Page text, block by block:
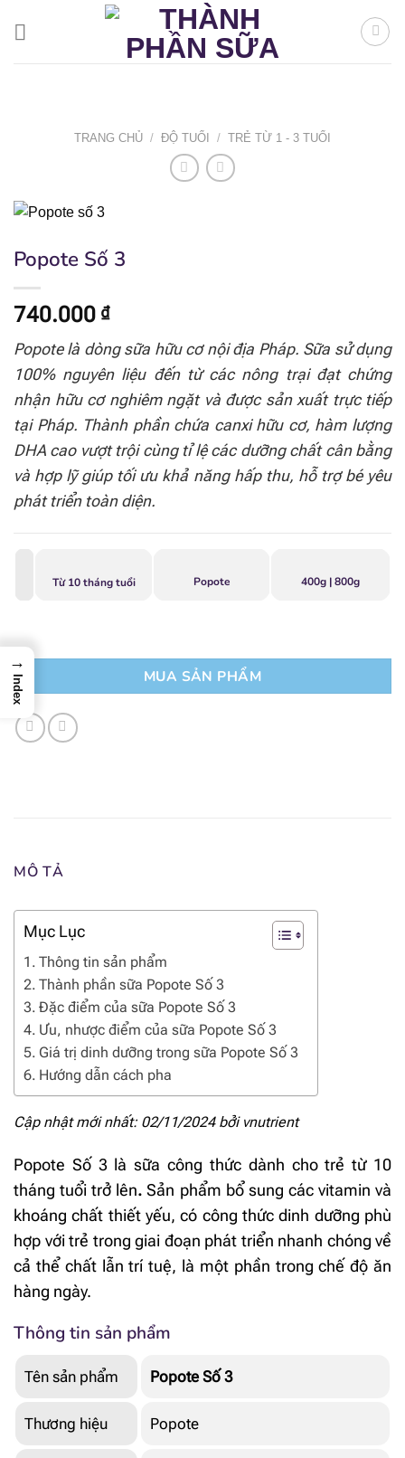
TRANG CHỦ / ĐỘ TUỔI / TRẺ TỪ 1 - 3 TUỔI
Popote Số 3
740.000 ₫
Popote là dòng sữa hữu cơ nội địa Pháp. Sữa sử dụng
100% nguyên liệu đến từ các nông trại đạt chứng
nhận hữu cơ nghiêm ngặt và được sản xuất trực tiếp
tại Pháp. Thành phần chứa canxi hữu cơ, hàm lượng
DHA cao vượt trội cùng tỉ lệ các dưỡng chất cân bằng
và hợp lỹ giúp tối ưu khả năng hấp thu, hỗ trợ bé yêu
phát triển toàn diện.
Từ 10 tháng tuổi Popote 400g | 800g
MUA SẢN PHẨM
MÔ TẢ
Mục Lục
Thông tin sản phẩm
Thành phần sữa Popote Số 3
Đặc điểm của sữa Popote Số 3
Ưu, nhược điểm của sữa Popote Số 3
Giá trị dinh dưỡng trong sữa Popote Số 3
Hướng dẫn cách pha
Cập nhật mới nhất: 02/11/2024 bởi vnutrient
Popote Số 3 là sữa công thức dành cho trẻ từ 10
tháng tuổi trở lên.Sản phẩm bổ sung các vitamin và
khoáng chất thiết yếu, có công thức dinh dưỡng phù
hợp với trẻ trong giai đoạn phát triển nhanh chóng về
cả thể chất lẫn trí tuệ, là một phần trong chế độ ăn
hàng ngày.
Thông tin sản phẩm
Tên sản phẩm Popote Số 3
Thương hiệu Popote
→
Index